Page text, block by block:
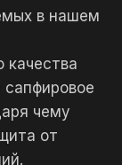
в нашем
качества
чему
от